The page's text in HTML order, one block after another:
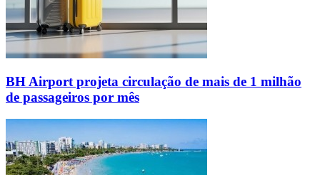
BH Airport projeta circulação de mais de 1 milhão
de passageiros por mês